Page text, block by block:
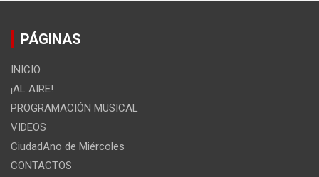
PÁGINAS
INICIO
¡AL AIRE!
PROGRAMACIÓN MUSICAL
VIDEOS
CiudadAno de Miércoles
CONTACTOS